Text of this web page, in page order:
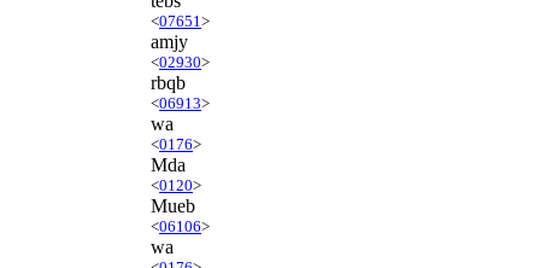
<07651 >
amjy
<02930>
rbqb
<06913>
wa
<0176>
Mda
<0120>
Mueb
<06106>
wa